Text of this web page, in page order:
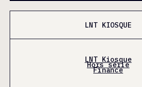
LNT KIOSQUE
LNT Kiosque
Hors série
Finance